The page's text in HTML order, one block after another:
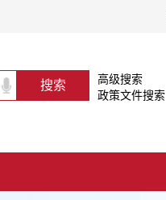
高级搜索
政策文件搜索